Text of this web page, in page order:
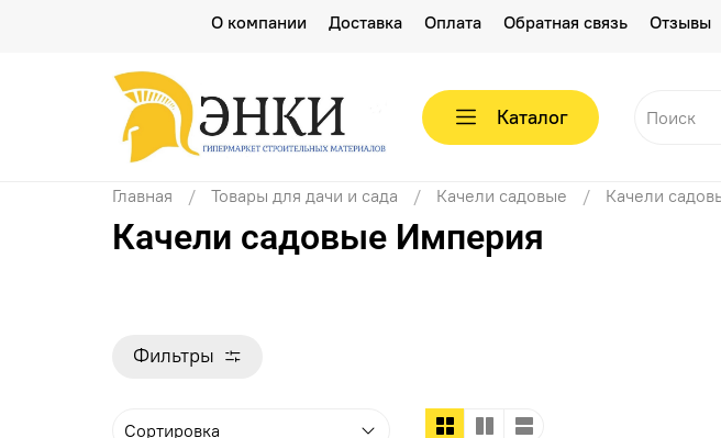
О компании Доставка Оплата Обратная связь Отзывы
Каталог
Главная Товары для дачи и сада Качели садовые Качели
Качели садовые Империя
Фильтры